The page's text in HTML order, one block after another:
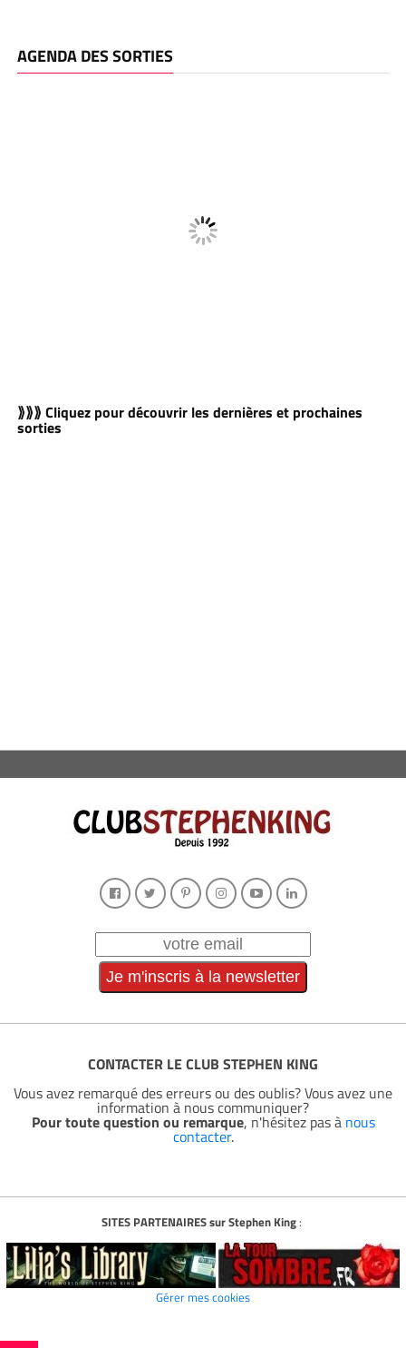
AGENDA DES SORTIES
⟫⟫⟫ Cliquez pour découvrir les dernières et prochaines
sorties
CONTACTER LE CLUB STEPHEN KING
Vous avez remarqué des erreurs ou des oublis? Vous avez une
information à nous communiquer?
Pour toute question ou remarque, n'hésitez pas à nous
contacter.
SITES PARTENAIRES sur Stephen King:
Gérer mes cookies